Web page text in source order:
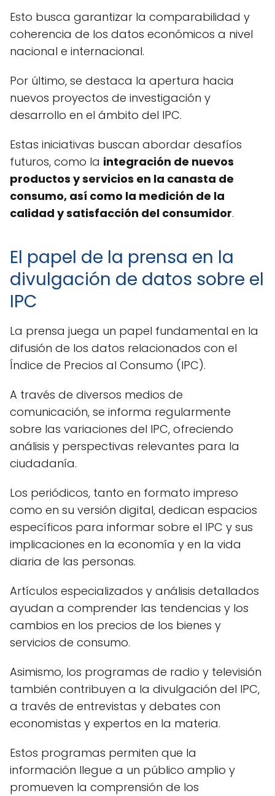
Esto busca garantizar la comparabilidad y
coherencia de los datos económicos a nivel
nacional e internacional.
Por último, se destaca la apertura hacia
nuevos proyectos de investigación y
desarrollo en el ámbito del IPC.
Estas iniciativas buscan abordar desafíos
futuros, como la integración de nuevos
productos y servicios en la canasta de
consumo, así como la medición de la
calidad y satisfacción del consumidor.
El papel de la prensa en la
divulgación de datos sobre el
IPC
La prensa juega un papel fundamental en la
difusión de los datos relacionados con el
Índice de Precios al Consumo (IPC).
A través de diversos medios de
comunicación, se informa regularmente
sobre las variaciones del IPC, ofreciendo
análisis y perspectivas relevantes para la
ciudadanía.
Los periódicos, tanto en formato impreso
como en su versión digital, dedican espacios
específicos para informar sobre el IPC y sus
implicaciones en la economía y en la vida
diaria de las personas.
Artículos especializados y análisis detallados
ayudan a comprender las tendencias y los
cambios en los precios de los bienes y
servicios de consumo.
Asimismo, los programas de radio y televisión
también contribuyen a la divulgación del IPC,
a través de entrevistas y debates con
economistas y expertos en la materia.
Estos programas permiten que la
información llegue a un público amplio y
promueven la comprensión de los